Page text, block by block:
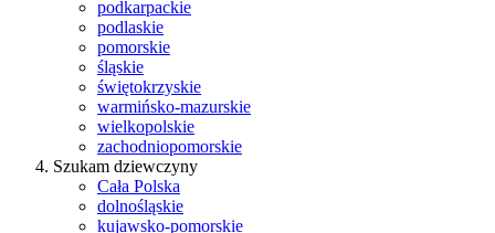
podkarpackie
podlaskie
pomorskie
śląskie
świętokrzyskie
warmińsko-mazurskie
wielkopolskie
zachodniopomorskie
Szukam dziewczyny
Cała Polska
dolnośląskie
kujawsko-pomorskie